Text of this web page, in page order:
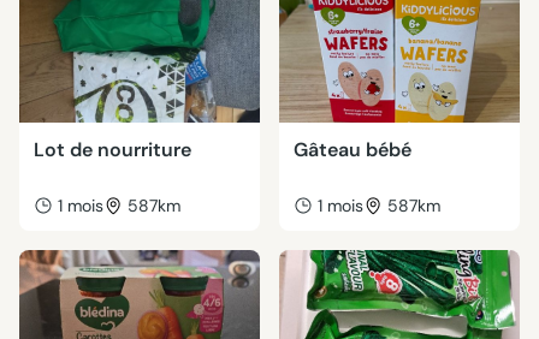
Lot de nourriture
1 mois 587km
Gâteau bébé
1 mois 587km